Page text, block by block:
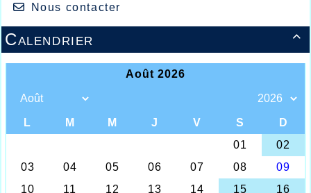
Nous contacter

Calendrier